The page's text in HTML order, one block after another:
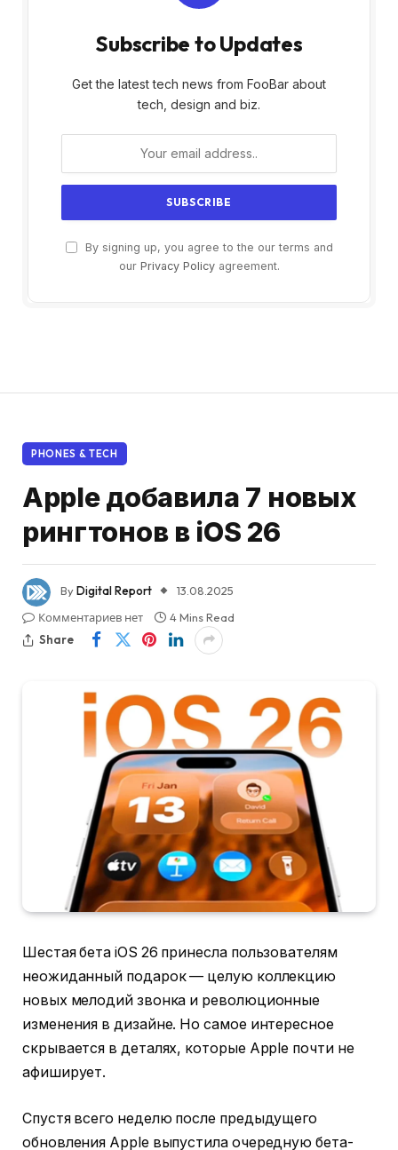
Subscribe to Updates
Get the latest tech news from FooBar about
tech, design and biz.
By signing up, you agree to the our terms and
our Privacy Policyagreement.
PHONES & TECH
Apple добавила 7 новых
рингтонов в iOS 26
ByDigital Report
13.08.2025
Комментариев нет
4 Mins Read
Share
Шестая бета iOS 26 принесла пользователям
неожиданный подарок — целую коллекцию
новых мелодий звонка и революционные
изменения в дизайне. Но самое интересное
скрывается в деталях, которые Apple почти не
афиширует.
Спустя всего неделю после предыдущего
обновления Apple выпустила очередную бета-